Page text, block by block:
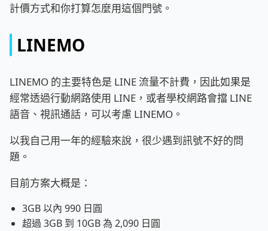
計價方式和你打算怎麼用這個門號。
LINEMO
LINEMO 的主要特色是 LINE 流量不計費，因此如果是
經常透過行動網路使用 LINE，或者學校網路會擋 LINE
語音、視訊通話，可以考慮 LINEMO。
以我自己用一年的經驗來說，很少遇到訊號不好的問
題。
目前方案大概是：
3GB 以內 990 日圓
超過 3GB 到 10GB 為 2,090 日圓